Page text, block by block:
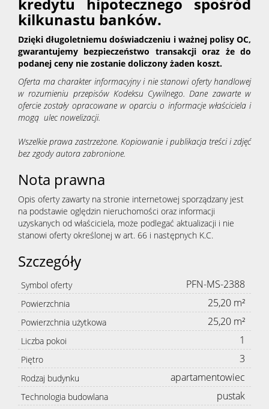
kredytu hipotecznego spośród
kilkunastu banków.
Dzięki długoletniemu doświadczeniu i ważnej polisy OC,
gwarantujemy bezpieczeństwo transakcji oraz że do
podanej ceny nie zostanie doliczony żaden koszt.
Oferta ma charakter informacyjny i nie stanowi oferty handlowej
w rozumieniu przepisów Kodeksu Cywilnego. Dane zawarte w
ofercie zostały opracowane w oparciu o informacje właściciela i
mogą ulec nowelizacji.
Wszelkie prawa zastrzeżone. Kopiowanie i publikacja treści i zdjęć
bez zgody autora zabronione.
Nota prawna
Opis oferty zawarty na stronie internetowej sporządzany jest
na podstawie oględzin nieruchomości oraz informacji
uzyskanych od właściciela, może podlegać aktualizacji i nie
stanowi oferty określonej w art. 66 i następnych K.C.
Szczegóły
Symbol oferty PFN-MS-2388
Powierzchnia 25,20 m²
Powierzchnia użytkowa 25,20 m²
Liczba pokoi 1
Piętro 3
Rodzaj budynku apartamentowiec
Technologia budowlana pustak